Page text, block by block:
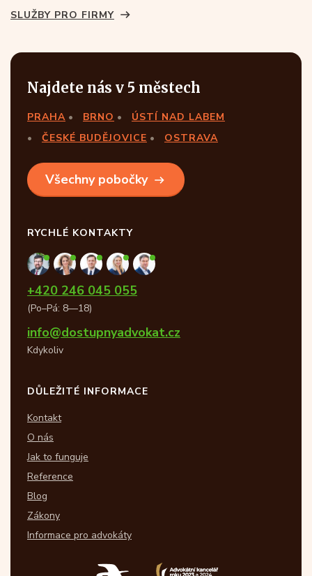
SLUŽBY PRO FIRMY
Najdete nás v 5 městech
PRAHA BRNO
ÚSTÍ NAD LABEM
ČESKÉ BUDĚJOVICE
OSTRAVA
Všechny pobočky
RYCHLÉ KONTAKTY
+420 246 045 055
(Po–Pá: 8—18)
info@dostupnyadvokat.cz
Kdykoliv
DŮLEŽITÉ INFORMACE
Kontakt
O nás
Jak to funguje
Reference
Blog
Zákony
Informace pro advokáty